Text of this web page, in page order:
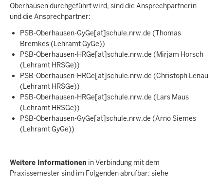
Oberhausen durchgeführt wird, sind die Ansprechpartnerin
und die Ansprechpartner:
PSB-Oberhausen-GyGe[at]schule.nrw.de (Thomas
Bremkes (Lehramt GyGe))
PSB-Oberhausen-HRGe[at]schule.nrw.de (Mirjam Horsch
(Lehramt HRSGe))
PSB-Oberhausen-HRGe[at]schule.nrw.de (Christoph Lenau
(Lehramt HRSGe))
PSB-Oberhausen-HRGe[at]schule.nrw.de (Lars Maus
(Lehramt HRSGe))
PSB-Oberhausen-GyGe[at]schule.nrw.de (Arno Siemes
(Lehramt GyGe))
Weitere Informationen in Verbindung mit dem
Praxissemester sind im Folgenden abrufbar: siehe